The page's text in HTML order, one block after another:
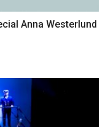
Anna Westerlund